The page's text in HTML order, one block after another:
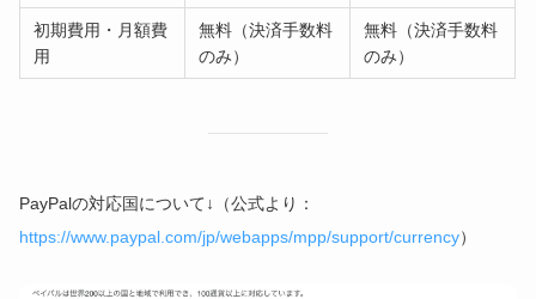
初期費用・月額費
用
無料（決済手数料
のみ）
無料（決済手数料
のみ）
PayPalの対応国について↓（公式より：
https://www.paypal.com/jp/webapps/mpp/support/currency）